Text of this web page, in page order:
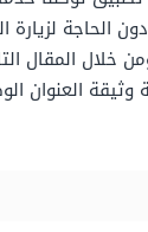
الحاجة لزيارة
خلال المقال
العنوان